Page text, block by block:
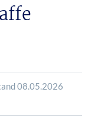
08.05.2026